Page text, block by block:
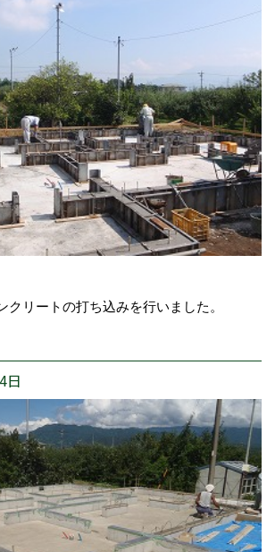
クリートの打ち込みを行いました。
日